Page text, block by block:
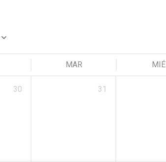
MAR MIÉ
30 31